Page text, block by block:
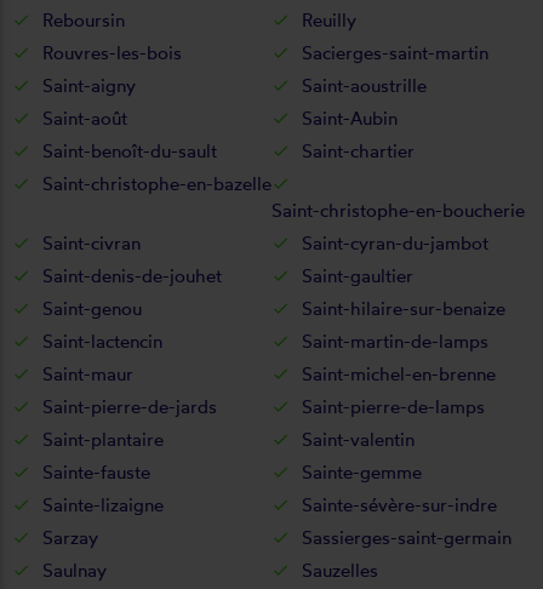
Reboursin
Reuilly
Rouvres-les-bois
Sacierges-saint-martin
Saint-aigny
Saint-aoustrille
Saint-août
Saint-Aubin
Saint-benoît-du-sault
Saint-chartier
Saint-christophe-en-bazelle
Saint-christophe-en-boucherie
Saint-civran
Saint-cyran-du-jambot
Saint-denis-de-jouhet
Saint-gaultier
Saint-genou
Saint-hilaire-sur-benaize
Saint-lactencin
Saint-martin-de-lamps
Saint-maur
Saint-michel-en-brenne
Saint-pierre-de-jards
Saint-pierre-de-lamps
Saint-plantaire
Saint-valentin
Sainte-fauste
Sainte-gemme
Sainte-lizaigne
Sainte-sévère-sur-indre
Sarzay
Sassierges-saint-germain
Saulnay
Sauzelles